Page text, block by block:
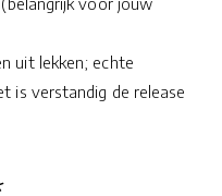
uit lekken; echte
is verstandig de release